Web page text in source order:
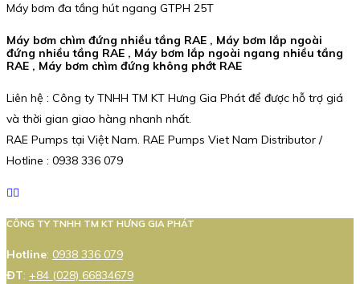
Máy bơm đa tầng hút ngang GTPH 25T
Máy bơm chìm đứng nhiều tầng RAE , Máy bơm lắp ngoài
đứng nhiều tầng RAE , Máy bơm lắp ngoài ngang nhiều tầng
RAE , Máy bơm chìm đứng không phớt RAE
Liên hệ : Công ty TNHH TM KT Hưng Gia Phát để được hỗ trợ giá
và thời gian giao hàng nhanh nhất.
RAE Pumps tại Việt Nam. RAE Pumps Viet Nam Distributor /
Hotline : 0938 336 079
CÔNG TY TNHH TM KT HƯNG GIA PHÁT
Hotline: 0938 336 079
ĐT: +84 (028) 66834679